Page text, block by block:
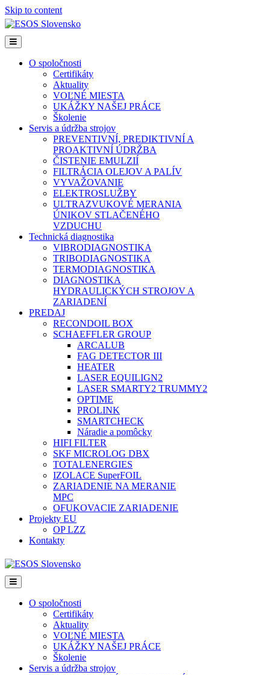
Skip to content
Menu
O spoločnosti
Certifikáty
Aktuality
VOĽNÉ MIESTA
UKÁŽKY NAŠEJ PRÁCE
Školenie
Servis a údržba strojov
PREVENTIVNÍ, PREDIKTIVNÍ A
PROAKTIVNÍ ÚDRŽBA
ČISTENIE EMULZIÍ
FILTRÁCIA OLEJOV A PALÍV
VYVAŽOVANIE
ELEKTROSLUŽBY
ULTRAZVUKOVÉ MERANIA
ÚNIKOV STLAČENÉHO
VZDUCHU
Technická diagnostika
VIBRODIAGNOSTIKA
TRIBODIAGNOSTIKA
TERMODIAGNOSTIKA
DIAGNOSTIKA
HYDRAULICKÝCH STROJOV A
ZARIADENÍ
PREDAJ
RECONDOIL BOX
SCHAEFFLER GROUP
ARCALUB
FAG DETECTOR III
HEATER
LASER EQUILIGN2
LASER SMARTY2 TRUMMY2
OPTIME
PROLINK
SMARTCHECK
Náradie a pomôcky
HIFI FILTER
SKF MICROLOG DBX
TOTALENERGIES
IZOLACE SuperFOIL
ZARIADENIE NA MERANIE
MPC
OFUKOVACIE ZARIADENIE
Projekty EU
OP LZZ
Kontakty
Menu
O spoločnosti
Certifikáty
Aktuality
VOĽNÉ MIESTA
UKÁŽKY NAŠEJ PRÁCE
Školenie
Servis a údržba strojov